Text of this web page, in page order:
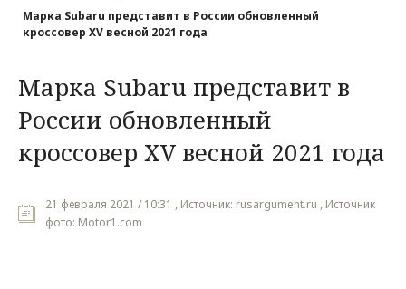
Финансы
Наука
Культура
Общество
Мнения
Марка Subaru представит в России обновленный
кроссовер XV весной 2021 года
Марка Subaru представит в
России обновленный
кроссовер XV весной 2021 года
21 февраля 2021 / 10:31 , Источник: rusargument.ru , Источник
фото: Motor1.com